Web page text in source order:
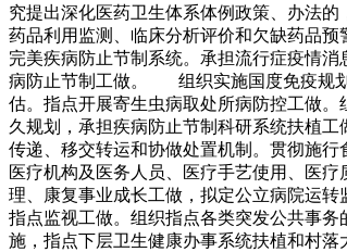
究提出深化医药卫生体系体例政策、办法
药品利用监测、临床分析评价和欠缺药品
完美疾病防止节制系统。承担流行症疫情
病防止节制工做。 组织实施国度免疫规划
估。指点开展寄生虫病取处所病防控工做
久规划，承担疾病防止节制科研系统扶植
传递、移交转运和协做处置机制。贯彻施
医疗机构及医务人员、医疗手艺使用、医
理、康复事业成长工做，拟定公立病院运
指点监视工做。组织指点各类突发公共事
施，指点下层卫生健康办事系统扶植和村